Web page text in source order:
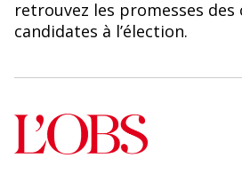
retrouvez les promesses des
candidates à l’élection.